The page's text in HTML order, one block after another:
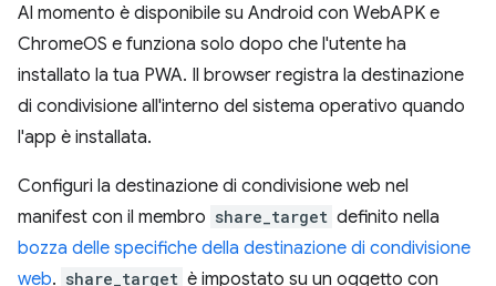
Al momento è disponibile su Android con WebAPK e
ChromeOS e funziona solo dopo che l'utente ha
installato la tua PWA. Il browser registra la destinazione
di condivisione all'interno del sistema operativo quando
l'app è installata.
Configuri la destinazione di condivisione web nel
manifest con il membro share_target definito nella
bozza delle specifiche della destinazione di condivisione
web. share_target è impostato su un oggetto con